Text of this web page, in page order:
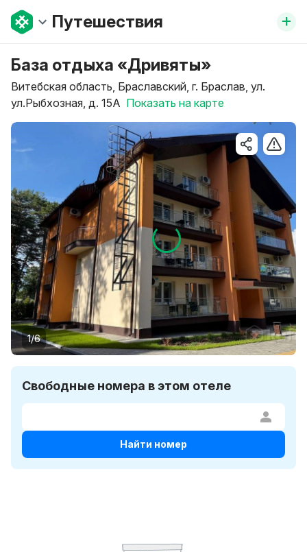
Путешествия +
База отдыха «Дривяты»
Витебская область, Браславский, г. Браслав, ул.
ул.Рыбхозная, д. 15А Показать на карте
1/6
Свободные номера в этом отеле
Найти номер